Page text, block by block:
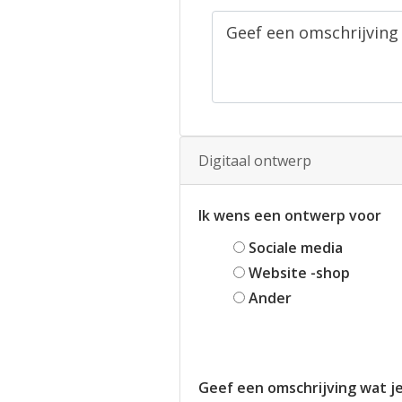
Digitaal ontwerp
Ik wens een ontwerp voor
Sociale media
Website -shop
Ander
Geef een omschrijving wat